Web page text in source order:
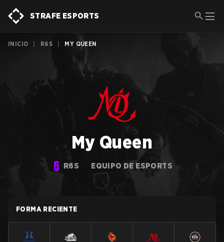
STRAFE ESPORTS
INICIO R6S MY QUEEN
My Queen
R6S EQUIPO DE ESPORTS
FORMA RECIENTE